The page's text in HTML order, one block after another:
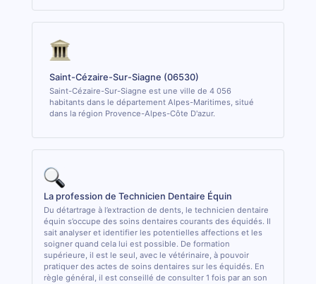
Saint-Cézaire-Sur-Siagne (06530)
Saint-Cézaire-Sur-Siagne est une ville de 4 056
habitants dans le département Alpes-Maritimes, situé
dans la région Provence-Alpes-Côte D'azur.
La profession de Technicien Dentaire Équin
Du détartrage à l’extraction de dents, le technicien dentaire
équin s’occupe des soins dentaires courants des équidés. Il
sait analyser et identifier les potentielles affections et les
soigner quand cela lui est possible. De formation
supérieure, il est le seul, avec le vétérinaire, à pouvoir
pratiquer des actes de soins dentaires sur les équidés. En
règle général, il est conseillé de consulter 1 fois par an son